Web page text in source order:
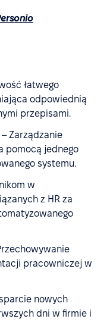
łatwego
odpowiednią
przepisami.
– Zarządzanie
pomocą jednego
systemu.
w
z HR za
pracowniczej w
nowych
dni w firmie i